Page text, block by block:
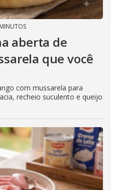
aberta de
que você
com mussarela para
recheio suculento e queijo